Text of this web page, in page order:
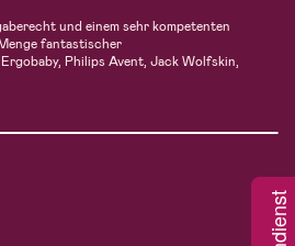
und einem sehr kompetenten
fantastischer
Philips Avent, Jack Wolfskin,